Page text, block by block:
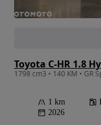
Toyota C-HR 1.8
1798 cm3 • 140 KM • GR
1 km
2026